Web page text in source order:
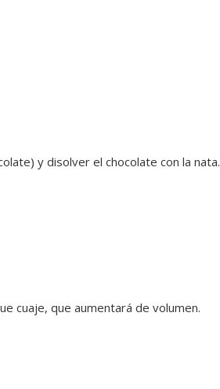
y disolver el chocolate con la nata.
cuaje, que aumentará de volumen.